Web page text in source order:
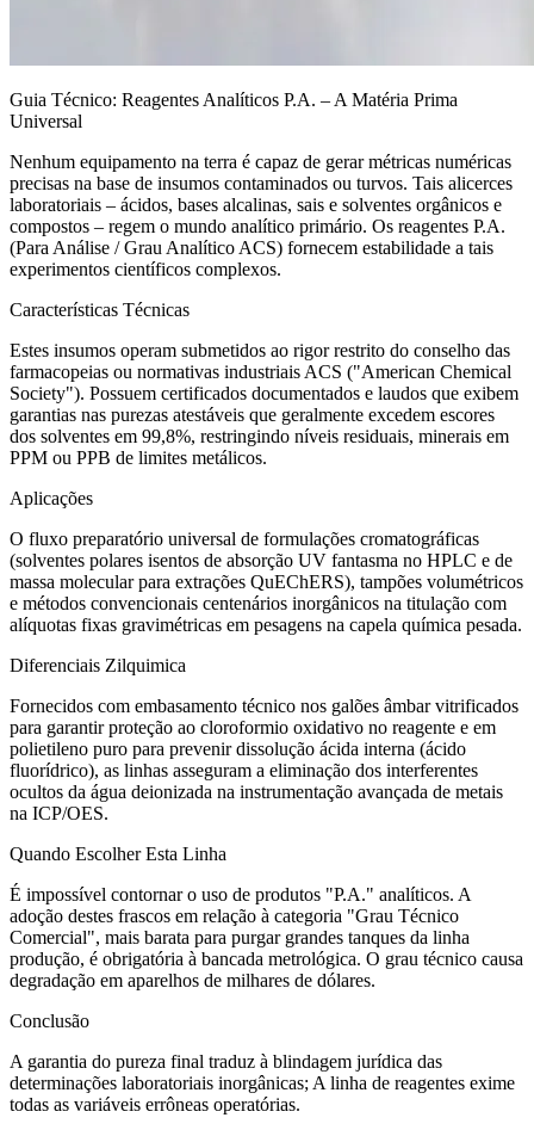
Guia Técnico: Reagentes Analíticos P.A. – A Matéria Prima
Universal
Nenhum equipamento na terra é capaz de gerar métricas numéricas
precisas na base de insumos contaminados ou turvos. Tais alicerces
laboratoriais – ácidos, bases alcalinas, sais e solventes orgânicos e
compostos – regem o mundo analítico primário. Os reagentes P.A.
(Para Análise / Grau Analítico ACS) fornecem estabilidade a tais
experimentos científicos complexos.
Características Técnicas
Estes insumos operam submetidos ao rigor restrito do conselho das
farmacopeias ou normativas industriais ACS ("American Chemical
Society"). Possuem certificados documentados e laudos que exibem
garantias nas purezas atestáveis que geralmente excedem escores
dos solventes em 99,8%, restringindo níveis residuais, minerais em
PPM ou PPB de limites metálicos.
Aplicações
O fluxo preparatório universal de formulações cromatográficas
(solventes polares isentos de absorção UV fantasma no HPLC e de
massa molecular para extrações QuEChERS), tampões volumétricos
e métodos convencionais centenários inorgânicos na titulação com
alíquotas fixas gravimétricas em pesagens na capela química pesada.
Diferenciais Zilquimica
Fornecidos com embasamento técnico nos galões âmbar vitrificados
para garantir proteção ao cloroformio oxidativo no reagente e em
polietileno puro para prevenir dissolução ácida interna (ácido
fluorídrico), as linhas asseguram a eliminação dos interferentes
ocultos da água deionizada na instrumentação avançada de metais
na ICP/OES.
Quando Escolher Esta Linha
É impossível contornar o uso de produtos "P.A." analíticos. A
adoção destes frascos em relação à categoria "Grau Técnico
Comercial", mais barata para purgar grandes tanques da linha
produção, é obrigatória à bancada metrológica. O grau técnico causa
degradação em aparelhos de milhares de dólares.
Conclusão
A garantia do pureza final traduz à blindagem jurídica das
determinações laboratoriais inorgânicas; A linha de reagentes exime
todas as variáveis errôneas operatórias.